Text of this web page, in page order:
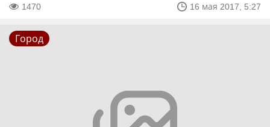
1470 16 мая 2017, 5:27
Город